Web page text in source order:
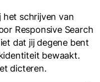
het schrijven van
Responsive Search
dat jij degene bent
bewaakt.
dicteren.